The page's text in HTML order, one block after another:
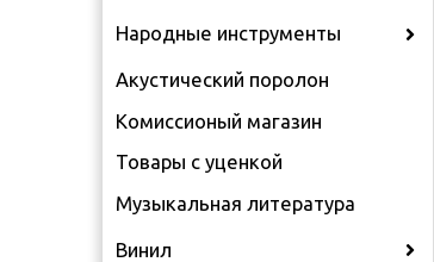
Народные инструменты
Акустический поролон
Комиссионый магазин
Товары с уценкой
Музыкальная литература
Винил